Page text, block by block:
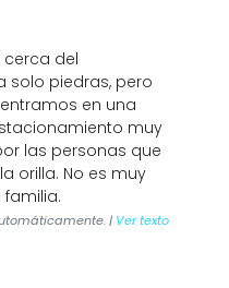
cerca del
solo piedras, pero
en una
muy
las personas que
orilla. No es muy
| Ver texto